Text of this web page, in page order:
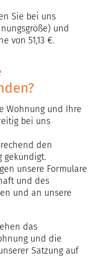
Sie bei uns
und
von ­51,13 €.
Wohnung und Ihre
bei uns
den
gekündigt.
unsere Formulare
und des
und an unsere
das
und die
Satzung auf